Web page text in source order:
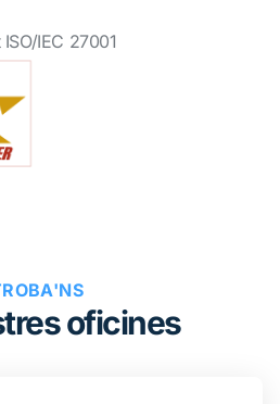
IEC 27001
oficines